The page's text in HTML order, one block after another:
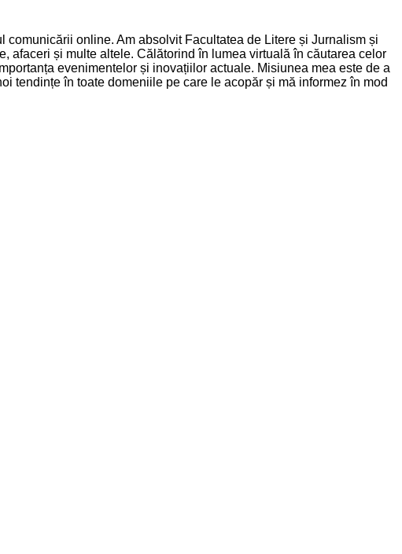
online. Am absolvit Facultatea de Litere și Jurnalism și
afaceri și multe altele. Călătorind în lumea virtuală în căutarea celor
evenimentelor și inovațiilor actuale. Misiunea mea este de a
tendințe în toate domeniile pe care le acopăr și mă informez în mod